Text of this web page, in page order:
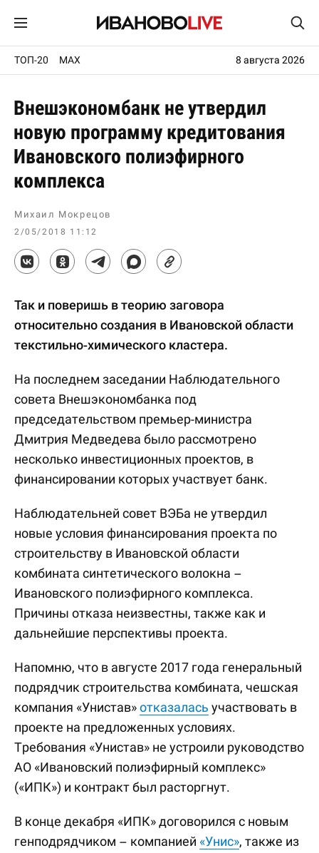
ТОП-20 MAX 8 августа 2026
Внешэкономбанк не утвердил
новую программу кредитования
Ивановского полиэфирного
комплекса
Михаил Мокрецов
2/05/2018 11:12
Так и поверишь в теорию заговора
относительно создания в Ивановской области
текстильно-химического кластера.
На последнем заседании Наблюдательного
совета Внешэкономбанка под
председательством премьер-министра
Дмитрия Медведева было рассмотрено
несколько инвестиционных проектов, в
финансировании которых участвует банк.
Наблюдательней совет ВЭБа не утвердил
новые условия финансирования проекта по
строительству в Ивановской области
комбината синтетического волокна –
Ивановского полиэфирного комплекса.
Причины отказа неизвестны, также как и
дальнейшие перспективы проекта.
Напомню, что в августе 2017 года генеральный
подрядчик строительства комбината, чешская
компания «Унистав»отказалась участвовать в
проекте на предложенных условиях.
Требования «Унистав» не устроили руководство
АО «Ивановский полиэфирный комплекс»
(«ИПК») и контракт был расторгнут.
В конце декабря «ИПК» договорился с новым
генподрядчиком – компанией «Унис», также из